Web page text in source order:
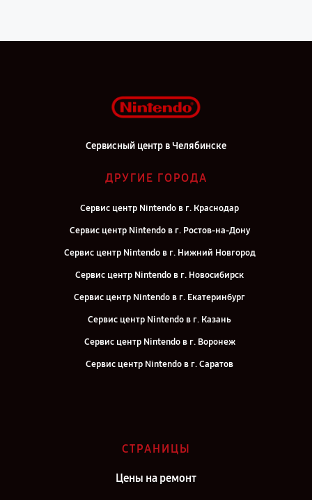
Сервисный центр в Челябинске
ДРУГИЕ ГОРОДА
Сервис центр Nintendo в г. Краснодар
Сервис центр Nintendo в г. Ростов-на-Дону
Сервис центр Nintendo в г. Нижний Новгород
Сервис центр Nintendo в г. Новосибирск
Сервис центр Nintendo в г. Екатеринбург
Сервис центр Nintendo в г. Казань
Сервис центр Nintendo в г. Воронеж
Сервис центр Nintendo в г. Саратов
Сервис центр Nintendo в г. Санкт-Петербург
СТРАНИЦЫ
Цены на ремонт